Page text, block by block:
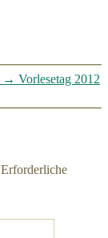
→ Vorlesetag 2012
Erforderliche